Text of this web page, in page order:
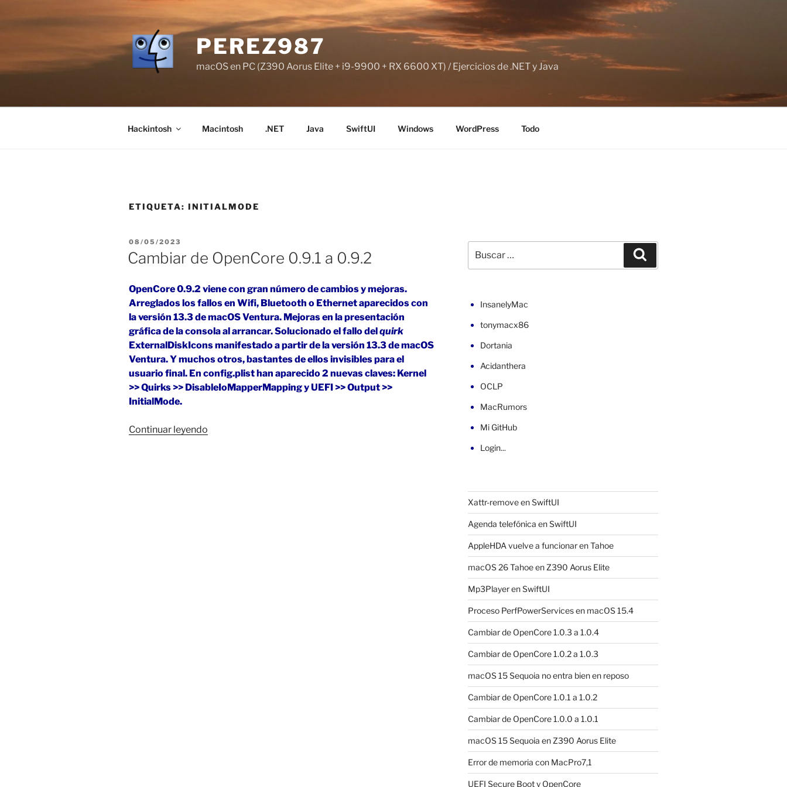
PEREZ987
macOS en PC (Z390 Aorus Elite + i9-9900 + RX 6600 XT) / Ejercicios de .NET y Java
Hackintosh Macintosh .NET Java SwiftUI Windows WordPress Todo
ETIQUETA: INITIALMODE
PUBLICADO
EL
08/05/2023
Cambiar de OpenCore 0.9.1 a 0.9.2
OpenCore 0.9.2 viene con gran número de cambios y mejoras.
Arreglados los fallos en Wifi, Bluetooth o Ethernet aparecidos con
la versión 13.3 de macOS Ventura. Mejoras en la presentación
gráfica de la consola al arrancar. Solucionado el fallo delquirk
ExternalDiskIcons manifestado a partir de la versión 13.3 de macOS
Ventura. Y muchos otros, bastantes de ellos invisibles para el
usuario final. En config.plist han aparecido 2 nuevas claves: Kernel
>> Quirks >> DisableIoMapperMapping y UEFI >> Output >>
InitialMode.
Continuar leyendo
por:
InsanelyMac
tonymacx86
Dortania
Acidanthera
OCLP
MacRumors
Mi GitHub
Login...
Xattr-remove en SwiftUI
Agenda telefónica en SwiftUI
AppleHDA vuelve a funcionar en Tahoe
macOS 26 Tahoe en Z390 Aorus Elite
Mp3Player en SwiftUI
Proceso PerfPowerServices en macOS 15.4
Cambiar de OpenCore 1.0.3 a 1.0.4
Cambiar de OpenCore 1.0.2 a 1.0.3
macOS 15 Sequoia no entra bien en reposo
Cambiar de OpenCore 1.0.1 a 1.0.2
Cambiar de OpenCore 1.0.0 a 1.0.1
macOS 15 Sequoia en Z390 Aorus Elite
Error de memoria con MacPro7,1
UEFI Secure Boot y OpenCore